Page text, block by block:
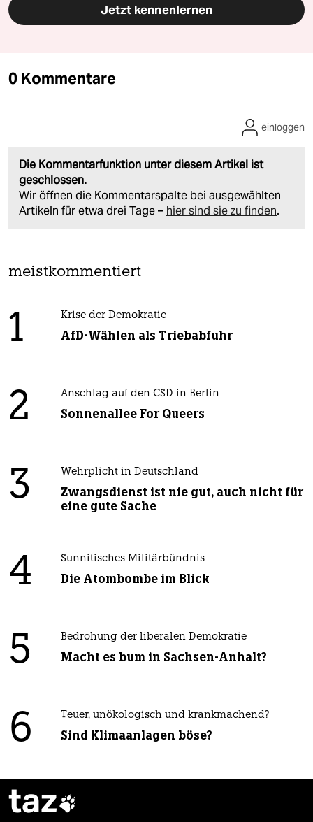
Jetzt kennenlernen
0 Kommentare
Die Kommentarfunktion unter diesem Artikel ist
geschlossen.
Wir öffnen die Kommentarspalte bei ausgewählten
Artikeln für etwa drei Tage – hier sind sie zu finden.
einloggen
meistkommentiert
1 Krise der Demokratie
AfD-Wählen als Triebabfuhr
2 Anschlag auf den CSD in Berlin
Sonnenallee For Queers
3 Wehrplicht in Deutschland
Zwangsdienst ist nie gut, auch nicht für
eine gute Sache
4 Sunnitisches Militärbündnis
Die Atombombe im Blick
5 Bedrohung der liberalen Demokratie
Macht es bum in Sachsen-Anhalt?
6 Teuer, unökologisch und krankmachend?
Sind Klimaanlagen böse?
taz